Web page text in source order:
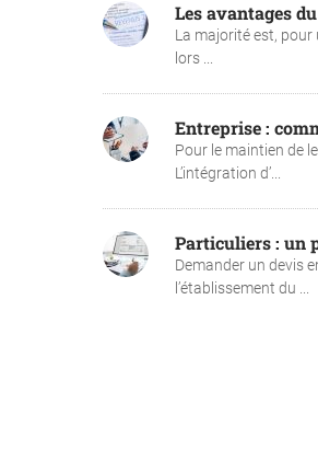
Les avantages
La majorité est,
lors ...
Entreprise :
Pour le maintien de
L’intégration d’...
Particuliers : un
Demander un devis
l’établissement du ...